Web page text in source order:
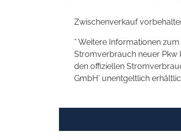
Zwischenverkauf
* Weitere Informationen
Stromverbrauch neuer Pkw
den offiziellen
GmbH' unentgeltlich